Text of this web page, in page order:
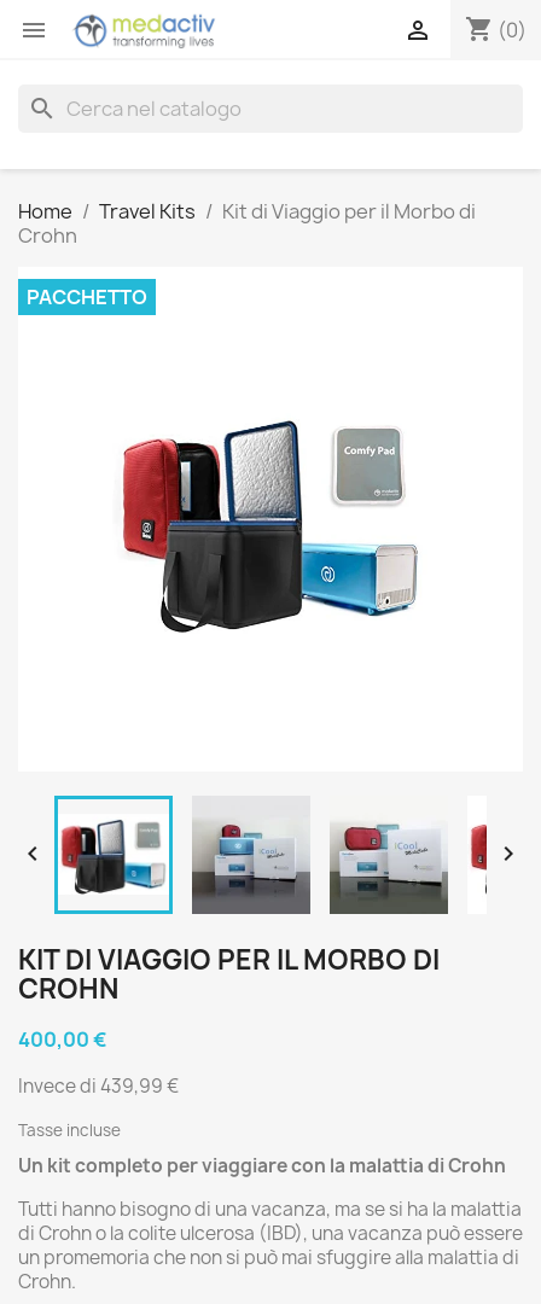
 shopping_cart (0)

search
Home Travel Kits
Kit di Viaggio per il Morbo di
Crohn
PACCHETTO
 
KIT DI VIAGGIO PER IL MORBO DI
CROHN
400,00 €
Invece di 439,99 €
Tasse incluse
Un kit completo per viaggiare con la malattia di Crohn
Tutti hanno bisogno di una vacanza, ma se si ha la malattia
di Crohn o la colite ulcerosa (IBD), una vacanza può essere
un promemoria che non si può mai sfuggire alla malattia di
Crohn.